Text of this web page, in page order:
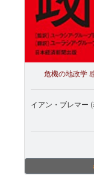
危機の地政学
イアン・ブレマー